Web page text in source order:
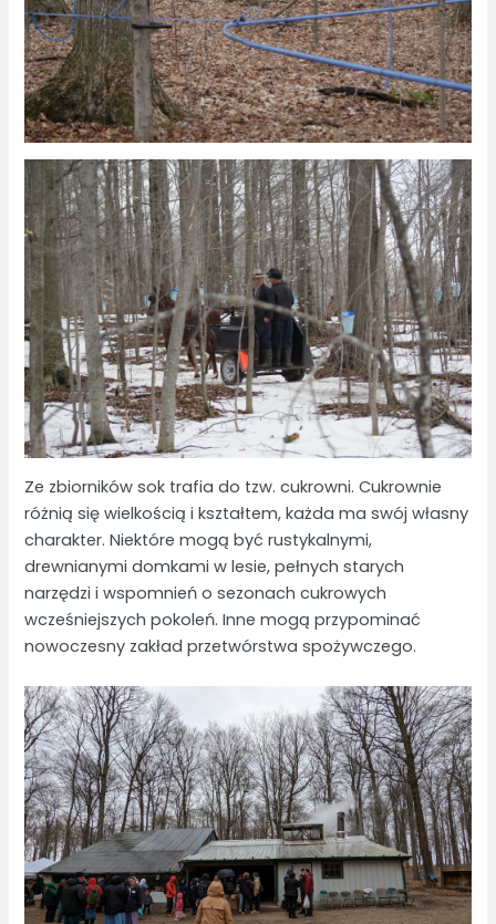
Ze zbiorników sok trafia do tzw. cukrowni. Cukrownie
różnią się wielkością i kształtem, każda ma swój własny
charakter. Niektóre mogą być rustykalnymi,
drewnianymi domkami w lesie, pełnych starych
narzędzi i wspomnień o sezonach cukrowych
wcześniejszych pokoleń. Inne mogą przypominać
nowoczesny zakład przetwórstwa spożywczego.